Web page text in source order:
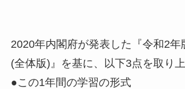
2020年内閣府が発表した『令和2年
(全体版)』を基に、以下3点を取り上
●この1年間の学習の形式